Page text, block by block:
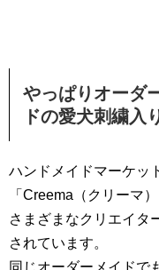
やっぱりオーダ
ドの愛犬刺繍入
ハンドメイドマーケッ
「Creema（クリーマ
さまざまなクリエイタ
されています。